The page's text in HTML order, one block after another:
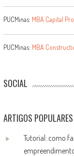
PUCMinas: MBA Capital
PUCMinas: MBA
SOCIAL
ARTIGOS POPULARES
Tutorial: como